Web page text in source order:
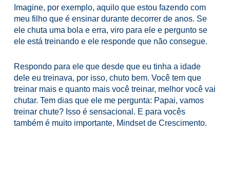
Imagine, por exemplo, aquilo que estou fazendo com
meu filho que é ensinar durante decorrer de anos. Se
ele chuta uma bola e erra, viro para ele e pergunto se
ele está treinando e ele responde que não consegue.
Respondo para ele que desde que eu tinha a idade
dele eu treinava, por isso, chuto bem. Você tem que
treinar mais e quanto mais você treinar, melhor você vai
chutar. Tem dias que ele me pergunta: Papai, vamos
treinar chute? Isso é sensacional. E para vocês
também é muito importante, Mindset de Crescimento.